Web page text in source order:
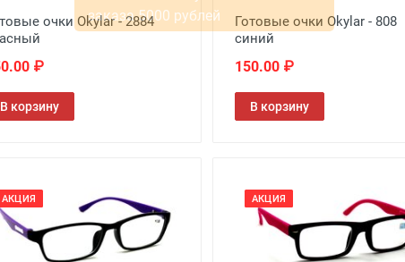
очки Okylar - 2884
₽
В корзину
Готовые очки Okylar - 808
синий
150.00 ₽
В корзину
АКЦИЯ АКЦИЯ